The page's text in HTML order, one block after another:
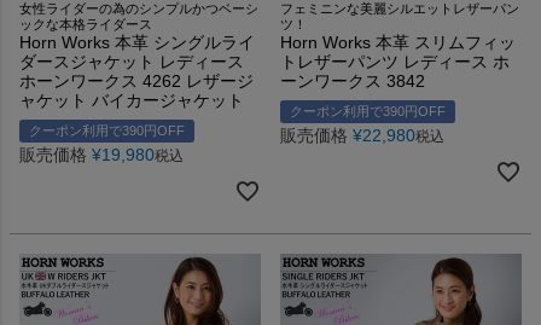
女性ライダーの為のシンプルかつベーシ
ックな本格ライダース
Horn Works 本革 シングルライ
ダースジャケット レディース
ホーンワークス 4262 レザージ
ャケット バイカージャケット
クーポン利用で390円OFF
販売価格 ¥19,980税込
フェミニンな美麗シルエットレザーパン
ツ！
Horn Works 本革 スリムフィッ
トレザーパンツ レディース ホ
ーンワークス 3842
クーポン利用で390円OFF
販売価格 ¥22,980税込